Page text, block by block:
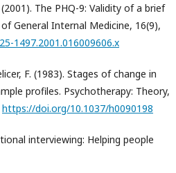
The PHQ-9: Validity of a brief
General Internal Medicine, 16(9),
1497.2001.016009606.x
F. (1983). Stages of change in
profiles. Psychotherapy: Theory,
https://doi.org/10.1037/h0090198
interviewing: Helping people